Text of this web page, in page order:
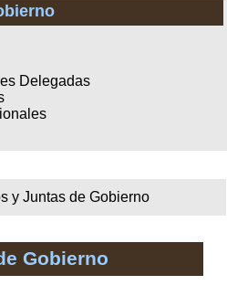
Delegadas
y Juntas de Gobierno
Gobierno